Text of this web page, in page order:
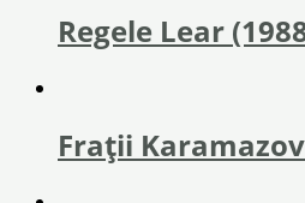
Regele Lear
Fraţii